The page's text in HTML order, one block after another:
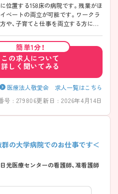
位置する158床の病院です。残業がほ
ベートの両立が可能です。ワークラ
や、子育てと仕事を両立する方にオ
ください。
簡単1分！
この求人について
詳しく聞いてみる
医療法人敬愛会 求人一覧はこちら
号 : 279806更新日 : 2026年4月14日
群の大学病院でのお仕事です＜
医療センターの看護師、准看護師